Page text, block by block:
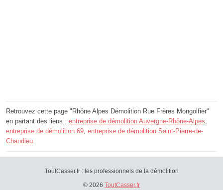
Retrouvez cette page "Rhône Alpes Démolition Rue Frères Mongolfier"
en partant des liens : entreprise de démolition Auvergne-Rhône-Alpes
entreprise de démolition 69 entreprise de démolition Saint-Pierre-de-
Chandieu
ToutCasser.fr : les professionnels de la démolition
© 2026 ToutCasser.fr